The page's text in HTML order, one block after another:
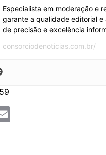
Especialista em moderação e
garante a qualidade editorial
de precisão e excelência
consorciodenoticias.com.br/